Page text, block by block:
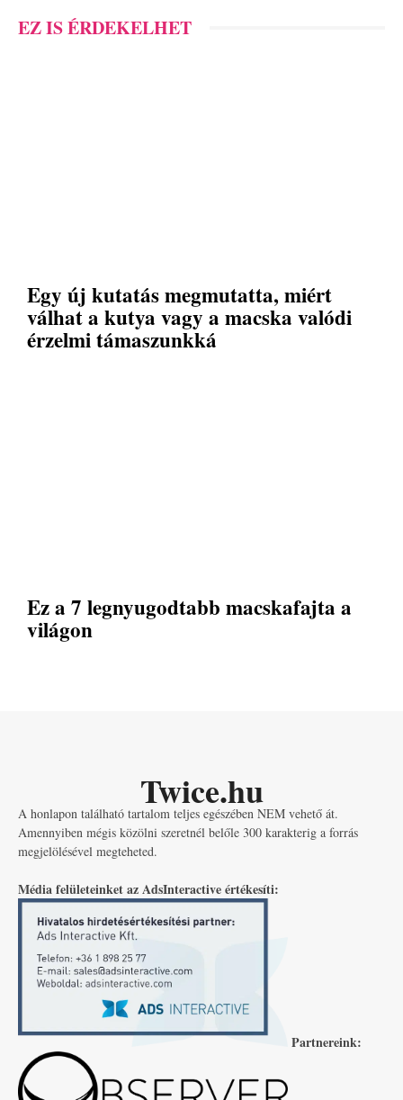
EZ IS ÉRDEKELHET
Egy új kutatás megmutatta, miért
válhat a kutya vagy a macska valódi
érzelmi támaszunkká
Ez a 7 legnyugodtabb macskafajta a
világon
Twice.hu
A honlapon található tartalom teljes egészében NEM vehető át.
Amennyiben mégis közölni szeretnél belőle 300 karakterig a forrás
megjelölésével megteheted.
Média felületeinket az AdsInteractive értékesíti:
Partnereink: